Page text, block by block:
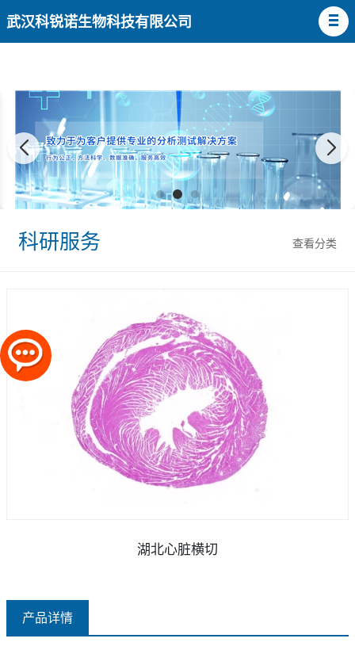
武汉科锐诺生物科技有限公司
查看分类
科研服务
湖北心脏横切
产品详情